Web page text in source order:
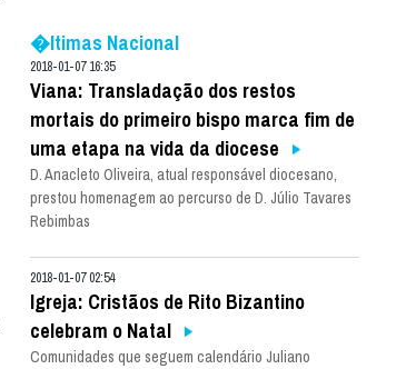
�ltimas Nacional
2018-01-07 16:35
Viana: Transladação dos restos
mortais do primeiro bispo marca fim de
uma etapa na vida da diocese
D. Anacleto Oliveira, atual responsável diocesano,
prestou homenagem ao percurso de D. Júlio Tavares
Rebimbas
2018-01-07 02:54
Igreja: Cristãos de Rito Bizantino
celebram o Natal
Comunidades que seguem calendário Juliano